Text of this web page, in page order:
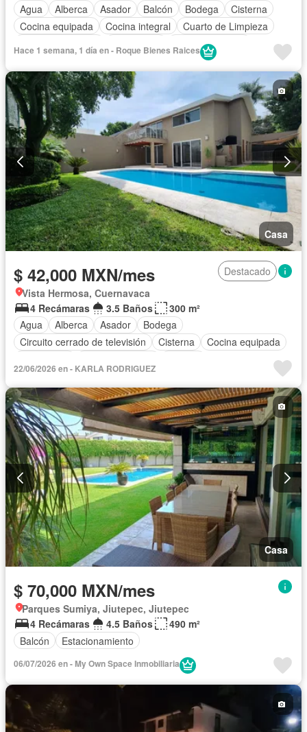
Agua
Alberca Asador Balcón Bodega
Cisterna
Cocina equipada
Cocina integral
Cuarto de Limpieza
Estacionamiento
Jardín
Recámara con closet
Terraza
Vista panorámica
Permite niños
Hace 1 semana, 1 día en - Roque Bienes Raices
Casa
$ 42,000 MXN/mes
Destacado
Vista Hermosa, Cuernavaca
4 Recámaras
3.5 Baños
300 m²
Agua
Alberca Asador
Bodega
Circuito cerrado de televisión
Cisterna
Cocina equipada
Televisión por cable
Wifi Sin amueblar
22/06/2026 en - KARLA RODRIGUEZ
Casa
$ 70,000 MXN/mes
Parques Sumiya, Jiutepec, Jiutepec
4 Recámaras
4.5 Baños
490 m²
Balcón
Estacionamiento
06/07/2026 en - My Own Space Inmobiliaria